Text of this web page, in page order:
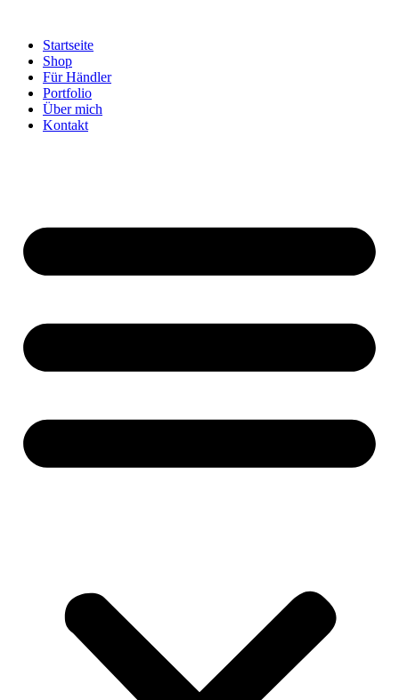
Startseite
Shop
Für Händler
Portfolio
Über mich
Kontakt